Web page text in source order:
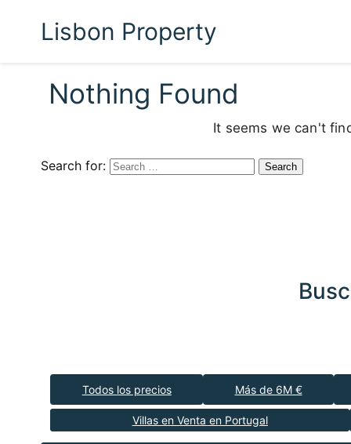
Lisbon Property
Nothing Found
It seems we can't
Search for:
Todos los precios Más de 6M €
Villas en Venta en Portugal